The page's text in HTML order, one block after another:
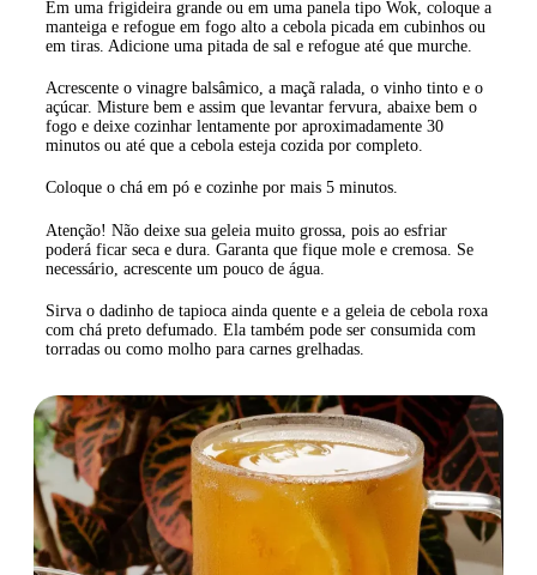
Em uma frigideira grande ou em uma panela tipo Wok, coloque a
manteiga e refogue em fogo alto a cebola picada em cubinhos ou
em tiras. Adicione uma pitada de sal e refogue até que murche.
Acrescente o vinagre balsâmico, a maçã ralada, o vinho tinto e o
açúcar. Misture bem e assim que levantar fervura, abaixe bem o
fogo e deixe cozinhar lentamente por aproximadamente 30
minutos ou até que a cebola esteja cozida por completo.
Coloque o chá em pó e cozinhe por mais 5 minutos.
Atenção! Não deixe sua geleia muito grossa, pois ao esfriar
poderá ficar seca e dura. Garanta que fique mole e cremosa. Se
necessário, acrescente um pouco de água.
Sirva o dadinho de tapioca ainda quente e a geleia de cebola roxa
com chá preto defumado. Ela também pode ser consumida com
torradas ou como molho para carnes grelhadas.